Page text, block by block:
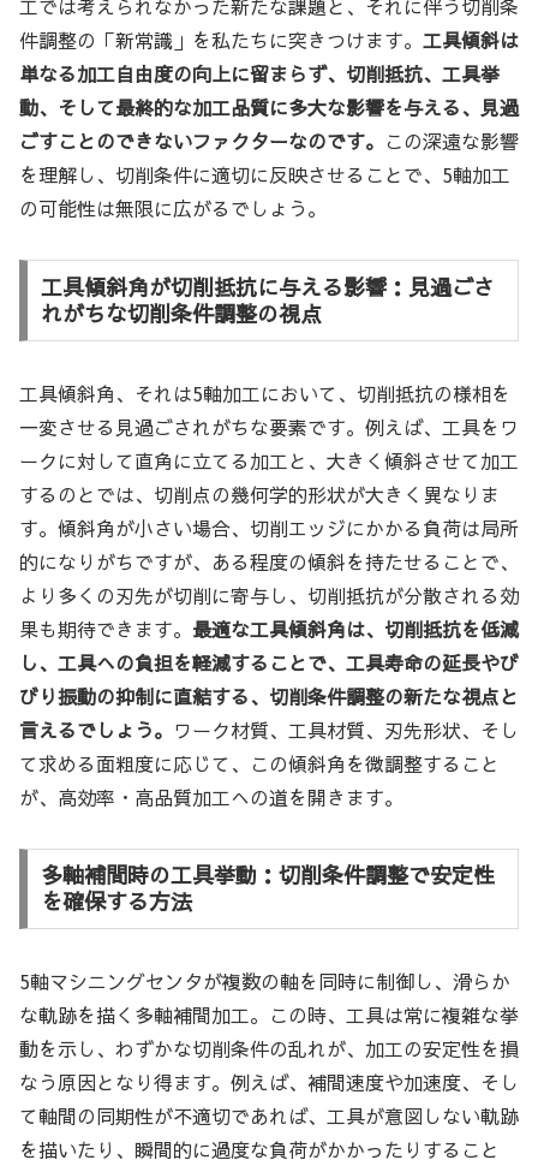
工では考えられなかった新たな課題と、それに伴う切削条
件調整の「新常識」を私たちに突きつけます。 工具傾斜は
単なる加工自由度の向上に留まらず、切削抵抗、工具挙
動、そして最終的な加工品質に多大な影響を与える、見過
ごすことのできないファクターなのです。 この深遠な影響
を理解し、切削条件に適切に反映させることで、5軸加工
の可能性は無限に広がるでしょう。
工具傾斜角が切削抵抗に与える影響：見過ごさ
れがちな切削条件調整の視点
工具傾斜角、それは5軸加工において、切削抵抗の様相を
一変させる見過ごされがちな要素です。例えば、工具をワ
ークに対して直角に立てる加工と、大きく傾斜させて加工
するのとでは、切削点の幾何学的形状が大きく異なりま
す。傾斜角が小さい場合、切削エッジにかかる負荷は局所
的になりがちですが、ある程度の傾斜を持たせることで、
より多くの刃先が切削に寄与し、切削抵抗が分散される効
果も期待できます。 最適な工具傾斜角は、切削抵抗を低減
し、工具への負担を軽減することで、工具寿命の延長やび
びり振動の抑制に直結する、切削条件調整の新たな視点と
言えるでしょう。 ワーク材質、工具材質、刃先形状、そし
て求める面粗度に応じて、この傾斜角を微調整すること
が、高効率・高品質加工への道を開きます。
多軸補間時の工具挙動：切削条件調整で安定性
を確保する方法
5軸マシニングセンタが複数の軸を同時に制御し、滑らか
な軌跡を描く多軸補間加工。この時、工具は常に複雑な挙
動を示し、わずかな切削条件の乱れが、加工の安定性を損
なう原因となり得ます。例えば、補間速度や加速度、そし
て軸間の同期性が不適切であれば、工具が意図しない軌跡
を描いたり、瞬間的に過度な負荷がかかったりすること